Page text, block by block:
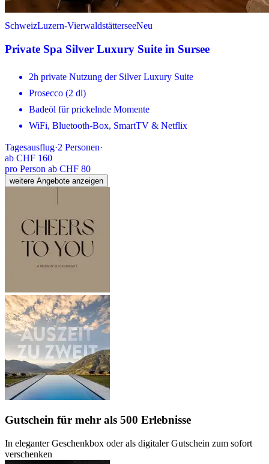
SchweizLuzern-VierwaldstätterseeNeu
Private Spa Silver Luxury Suite in Sursee
2h private Nutzung der Silver Luxury Suite
Prosecco (2 dl)
Badeöl für prickelnde Momente
WiFi, Bluetooth-Box, SmartTV & Netflix
Tagesausflug·2 Personen·
ab CHF 160
pro Person ab CHF 80
weitere Angebote anzeigen
Gutschein für mehr als 500 Erlebnisse
In eleganter Geschenkbox oder als digitaler Gutschein zum sofort
verschenken